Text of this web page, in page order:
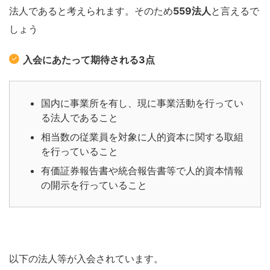
法人であると考えられます。そのため559法人と言えるで
しょう
入会にあたって期待される3点
国内に事業所を有し、現に事業活動を行ってい
る法人であること
相当数の従業員を対象に人的資本に関する取組
を行っていること
有価証券報告書や統合報告書等で人的資本情報
の開示を行っていること
以下の法人等が入会されています。